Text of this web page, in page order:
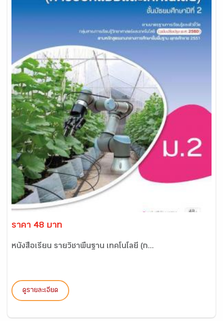
ราคา 48 บาท
หนังสือเรียน รายวิชาพื้นฐาน เทคโนโลยี (ก...
ดูรายละเอียด